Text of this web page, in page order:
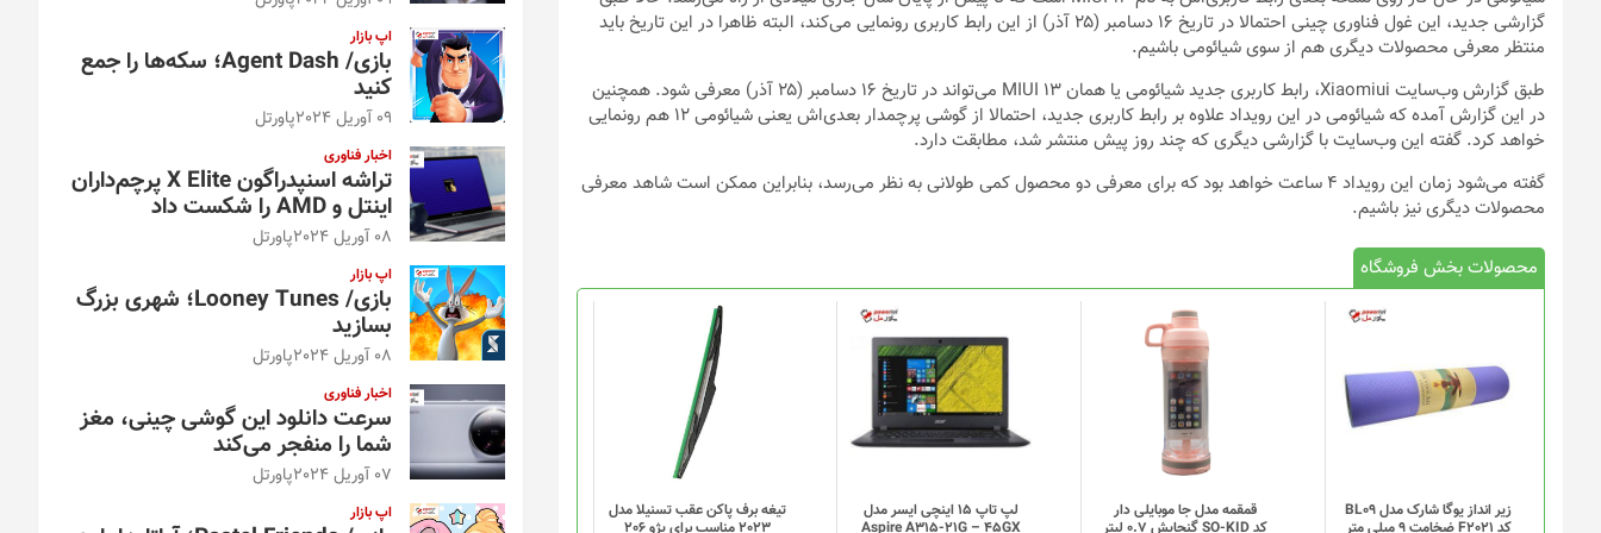
گزارشی جدید، این غول فناوری چینی احتمالا در تاریخ ۱۶ دسامبر (۲۵ آذر) از این رابط کاربری رونمایی می‌کند، البته ظاهرا در این تاریخ باید
منتظر معرفی محصولات دیگری هم از سوی شیائومی باشیم.
طبق گزارش وب‌سایت Xiaomiui، رابط کاربری جدید شیائومی یا همان MIUI 13 می‌تواند در تاریخ ۱۶ دسامبر (۲۵ آذر) معرفی شود. همچنین
در این گزارش آمده که شیائومی در این رویداد علاوه بر رابط کاربری جدید، احتمالا از گوشی پرچمدار بعدی‌اش یعنی شیائومی ۱۲ هم رونمایی
خواهد کرد. گفته این وب‌سایت با گزارشی دیگری که چند روز پیش منتشر شد، مطابقت دارد.
گفته می‌شود زمان این رویداد ۴ ساعت خواهد بود که برای معرفی دو محصول کمی طولانی به نظر می‌رسد، بنابراین ممکن است شاهد معرفی
محصولات دیگری نیز باشیم.
محصولات بخش فروشگاه
زیر انداز یوگا شارک مدل BL09
کد F2021 ضخامت 9 میلی متر
قمقمه مدل جا موبایلی دار
کد SO-KID گنجایش 0.7 لیتر
این
محصول
دارای
انواع
مختلفی
می
گزینه
لپ تاپ 15 اینچی ایسر مدل
Aspire A315-21G – 45GX
تیغه برف پاکن عقب تسنیلا مدل
2023 مناسب برای پژو 206
اپ بازار
بازی/ Agent Dash؛ سکه‌ها را جمع
کنید
09 آوریل 2024 پاورتل
اخبار فناوری
تراشه اسنپدراگون X Elite پرچم‌داران
اینتل و AMD را شکست داد
08 آوریل 2024 پاورتل
اپ بازار
بازی/ Looney Tunes؛ شهری بزرگ
بسازید
08 آوریل 2024 پاورتل
اخبار فناوری
سرعت دانلود این گوشی چینی، مغز
شما را منفجر می‌کند
07 آوریل 2024 پاورتل
اپ بازار